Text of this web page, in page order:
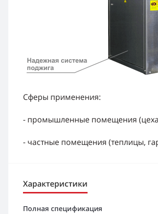
Сферы применения:
- промышленные помещения
- частные помещения (теплицы,
Характеристики
Полная спецификация